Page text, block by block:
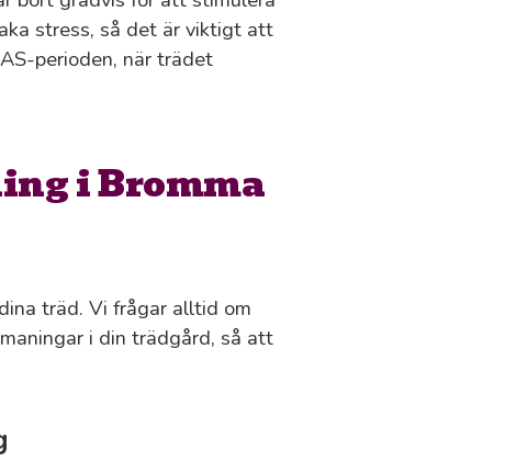
stress, så det är viktigt att
perioden, när trädet
i Bromma
träd. Vi frågar alltid om
i din trädgård, så att